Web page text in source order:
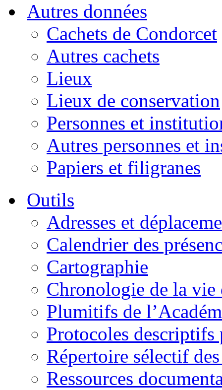
Autres données
Cachets de Condorcet
Autres cachets
Lieux
Lieux de conservation
Personnes et
Autres personnes et
Papiers et filigranes
Outils
Adresses et
Calendrier des
Cartographie
Chronologie de la vie
Plumitifs de
Protocoles descriptifs
Répertoire sélectif
Ressources